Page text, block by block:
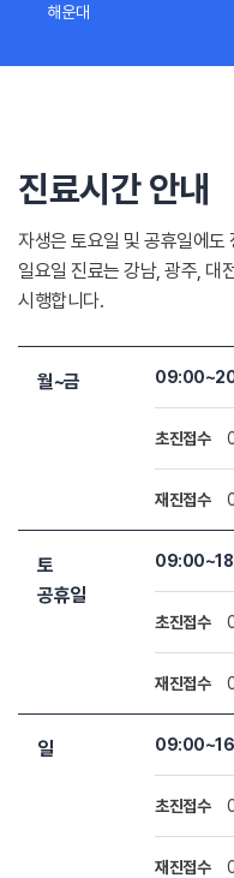
해운대
진료시간 안내
자생은 토요일 및 공휴일에도
일요일 진료는 강남, 광주, 대
시행합니다.
월~금
초진접수
재진접수
토
공휴일
초진접수
재진접수
일
초진접수
재진접수